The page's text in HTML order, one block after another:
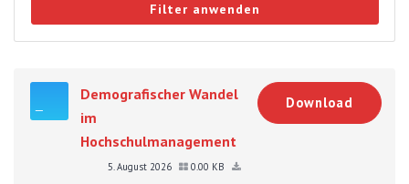
Filter anwenden
Demografischer Wandel
im
Hochschulmanagement
5. August 2026
0.00 KB
Download